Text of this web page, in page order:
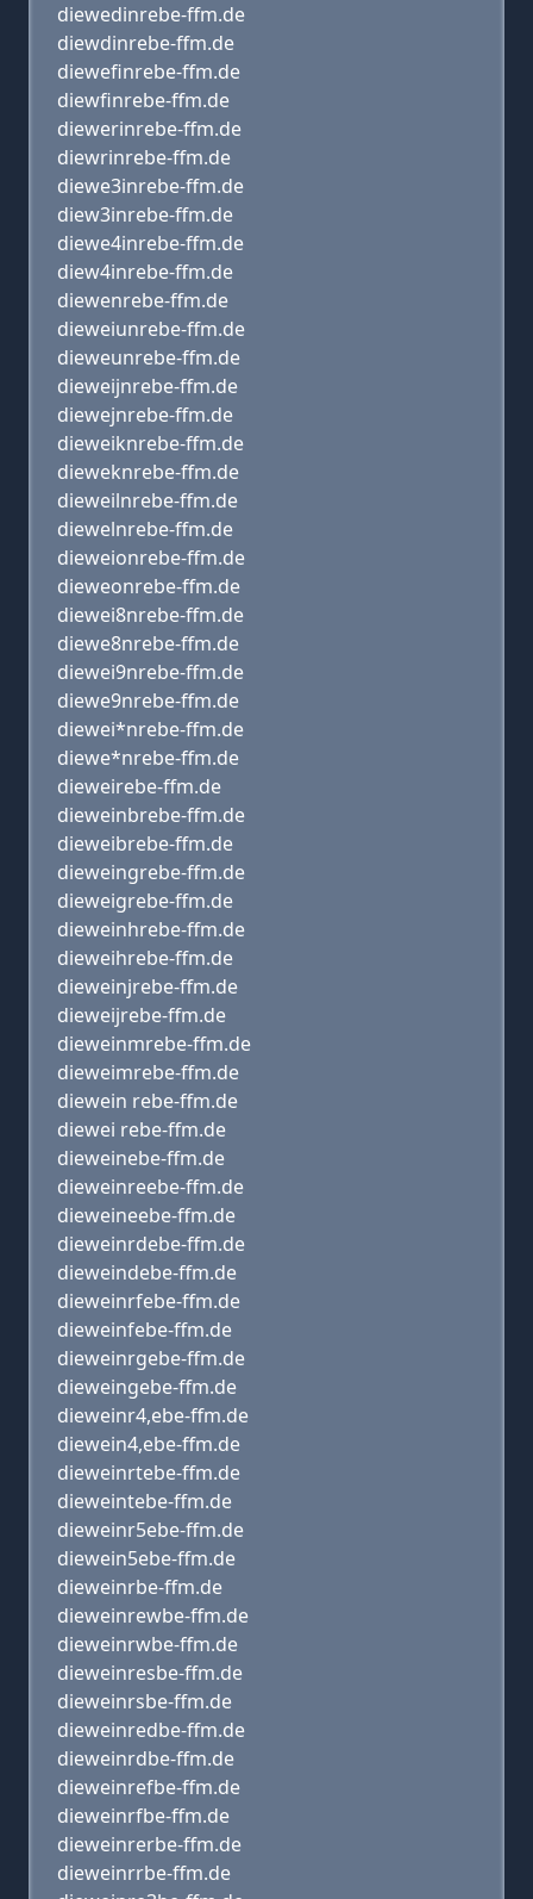
diewedinrebe-ffm.de
diewdinrebe-ffm.de
diewefinrebe-ffm.de
diewfinrebe-ffm.de
diewerinrebe-ffm.de
diewrinrebe-ffm.de
diewe3inrebe-ffm.de
diew3inrebe-ffm.de
diewe4inrebe-ffm.de
diew4inrebe-ffm.de
diewenrebe-ffm.de
dieweiunrebe-ffm.de
dieweunrebe-ffm.de
dieweijnrebe-ffm.de
diewejnrebe-ffm.de
dieweiknrebe-ffm.de
dieweknrebe-ffm.de
dieweilnrebe-ffm.de
diewelnrebe-ffm.de
dieweionrebe-ffm.de
dieweonrebe-ffm.de
diewei8nrebe-ffm.de
diewe8nrebe-ffm.de
diewei9nrebe-ffm.de
diewe9nrebe-ffm.de
diewei*nrebe-ffm.de
diewe*nrebe-ffm.de
dieweirebe-ffm.de
dieweinbrebe-ffm.de
dieweibrebe-ffm.de
dieweingrebe-ffm.de
dieweigrebe-ffm.de
dieweinhrebe-ffm.de
dieweihrebe-ffm.de
dieweinjrebe-ffm.de
dieweijrebe-ffm.de
dieweinmrebe-ffm.de
dieweimrebe-ffm.de
diewein rebe-ffm.de
diewei rebe-ffm.de
dieweinebe-ffm.de
dieweinreebe-ffm.de
dieweineebe-ffm.de
dieweinrdebe-ffm.de
dieweindebe-ffm.de
dieweinrfebe-ffm.de
dieweinfebe-ffm.de
dieweinrgebe-ffm.de
dieweingebe-ffm.de
dieweinr4,ebe-ffm.de
diewein4,ebe-ffm.de
dieweinrtebe-ffm.de
dieweintebe-ffm.de
dieweinr5ebe-ffm.de
diewein5ebe-ffm.de
dieweinrbe-ffm.de
dieweinrewbe-ffm.de
dieweinrwbe-ffm.de
dieweinresbe-ffm.de
dieweinrsbe-ffm.de
dieweinredbe-ffm.de
dieweinrdbe-ffm.de
dieweinrefbe-ffm.de
dieweinrfbe-ffm.de
dieweinrerbe-ffm.de
dieweinrrbe-ffm.de